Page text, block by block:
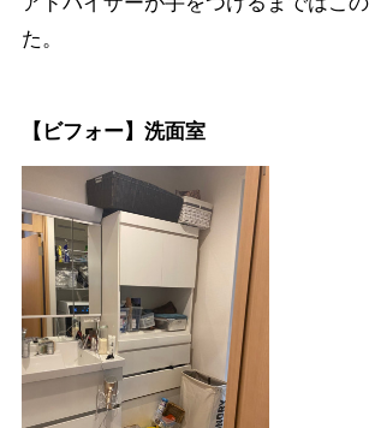
た。
【ビフォー】洗面室